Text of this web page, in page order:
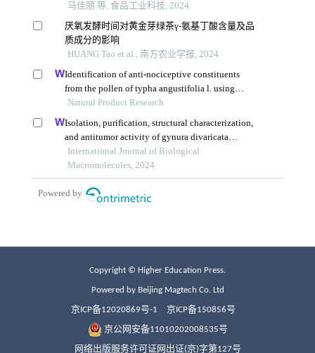
Copyright © Higher Education Press.
Powered by Beijing Magtech Co. Ltd
京ICP备12020869号-1 京ICP备150856号
京公网安备11010202008535号
网络出版服务许可证网出证(京)字第127号